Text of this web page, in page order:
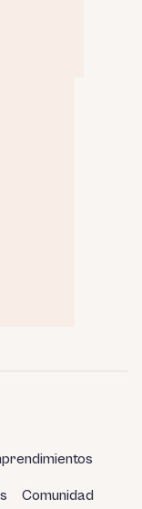
Comunidad